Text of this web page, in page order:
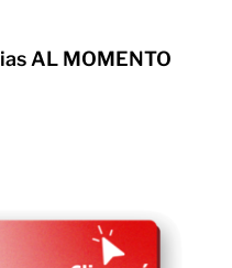
AL MOMENTO